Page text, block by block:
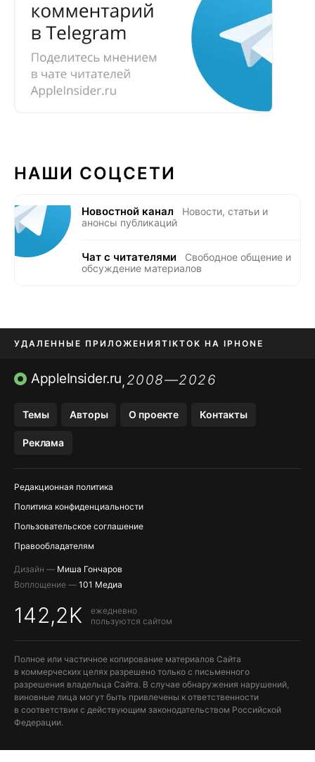
НАШИ СОЦСЕТИ
Новостной канал
Новости, статьи и
анонсы публикаций
Чат с читателями
Свободное общение и
обсуждение материалов
УДАЛЕННЫЕ ПРИЛОЖЕНИЯTIKTOK НА IPHONE
ПРИЛОЖЕНИЯ БЕЗ APP STORE
AppleInsider.ru,2008—2026
Темы Авторы О проекте Контакты
Реклама
Редакционная политика
Политика конфиденциальности
Пользовательское соглашение
Правообладателям
Дизайн — Миша Гончаров
Воплощение — 101 Медиа
142,2K
ежедневно
пользуются сайтом
Полное или частичное копирование материалов Сайта
в коммерческих целях разрешено только с письменного
разрешения владельца Сайта. В случае обнаружения нарушений,
виновные лица могут быть привлечены к ответственности
в соответствии с действующим законодательством Российской
Федерации.